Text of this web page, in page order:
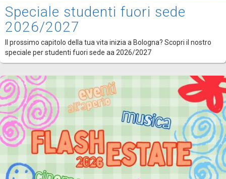
Speciale studenti fuori sede
2026/2027
Il prossimo capitolo della tua vita inizia a Bologna? Scopri il nostro
speciale per studenti fuori sede aa 2026/2027